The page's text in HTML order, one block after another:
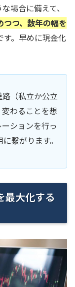
場合に備えて、
つつ、数年の幅を
。早めに現金化
（私立か公立
わることを想
ションを行っ
繋がります。
最大化する